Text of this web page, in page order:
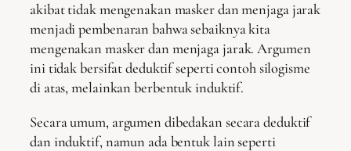
akibat tidak mengenakan masker dan menjaga jarak
menjadi pembenaran bahwa sebaiknya kita
mengenakan masker dan menjaga jarak. Argumen
ini tidak bersifat deduktif seperti contoh silogisme
di atas, melainkan berbentuk induktif.
Secara umum, argumen dibedakan secara deduktif
dan induktif, namun ada bentuk lain seperti